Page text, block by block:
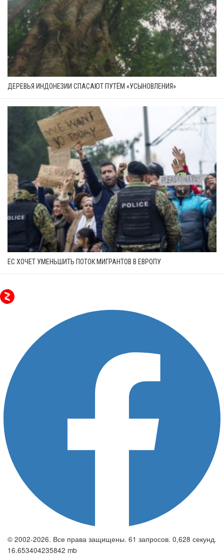
ДЕРЕВЬЯ ИНДОНЕЗИИ СПАСАЮТ ПУТЁМ «УСЫНОВЛЕНИЯ»
ЕС ХОЧЕТ УМЕНЬШИТЬ ПОТОК МИГРАНТОВ В ЕВРОПУ
© 2002-2026. Все права защищены. 61 запросов. 0,628 секунд.
16.653404235842 mb